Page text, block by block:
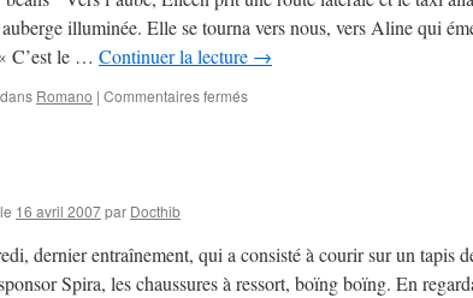
auberge illuminée. Elle se tourna vers nous, vers Aline qui
C’est le … Continuer la lecture →
Romano | Commentaires ferméssur
22
16 avril 2007par Docthib
dernier entraînement, qui a consisté à courir sur un tapis
Spira, les chaussures à ressort, boïng boïng. En